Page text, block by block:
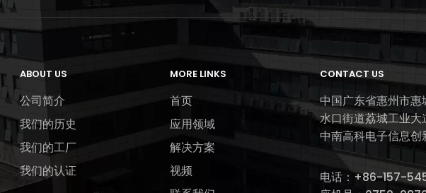
ABOUT US
公司简介
我们的历史
我们的工厂
我们的认证
MORE LINKS
首页
应用领域
解决方案
视频
CONTACT US
中国广东省惠州市惠
水口街道荔城工业
中南高科电子信息
电话：+86-157-